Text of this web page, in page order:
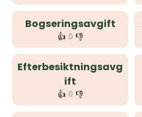
Bogseringsavgift
👍 0 👎
Efterbesiktningsavg
ift
👍 0 👎